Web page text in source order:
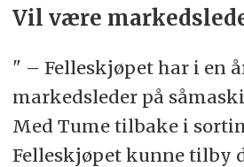
Vil være
" – Felleskjøpet har i en
markedsleder på
Med Tume tilbake i
Felleskjøpet kunne tilby